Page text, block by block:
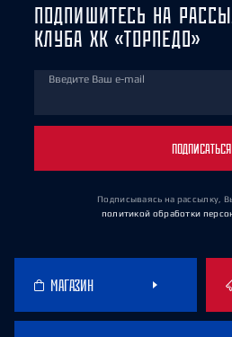
ПОДПИШИТЕСЬ НА
КЛУБА ХК «ТОРПЕДО»
Введите Ваш e-mail
ПОДПИСАТЬСЯ
Подписываясь на рассылку,
политикой обработки
МАГАЗИН